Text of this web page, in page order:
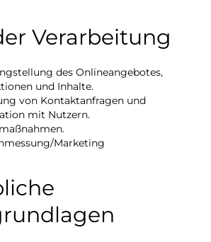
Verarbeitung
des Onlineangebotes,
und Inhalte.
von Kontaktanfragen und
mit Nutzern.
Marketing